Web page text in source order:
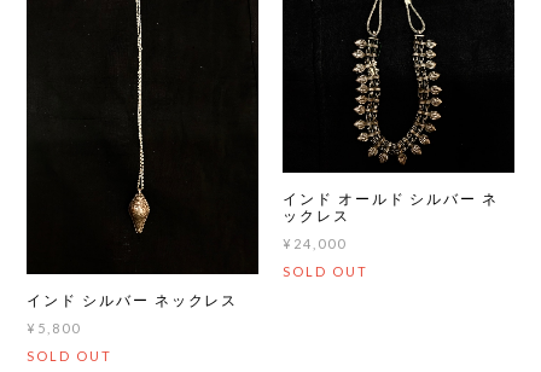
インド シルバー ネックレス
¥5,800
SOLD OUT
インド オールド シルバー ネ
ックレス
¥24,000
SOLD OUT